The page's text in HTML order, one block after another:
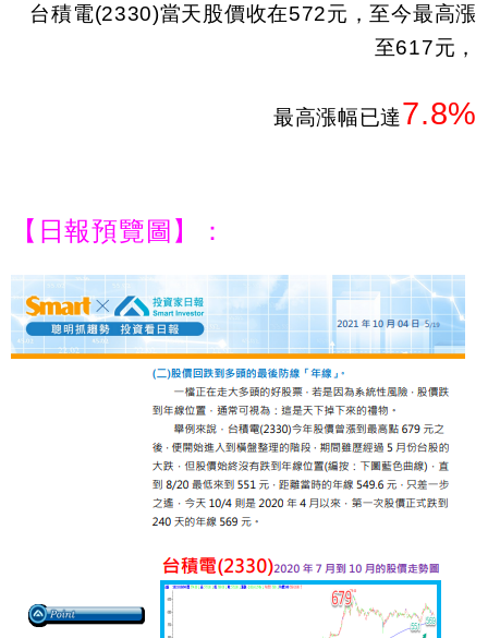
台積電(2330)當天股價收在572元，至今最高漲
至617元，
最高漲幅已達7.8%
【日報預覽圖】：